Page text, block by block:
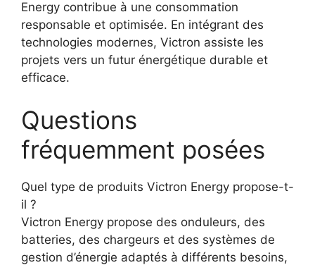
Energy contribue à une consommation
responsable et optimisée. En intégrant des
technologies modernes, Victron assiste les
projets vers un futur énergétique durable et
efficace.
Questions
fréquemment posées
Quel type de produits Victron Energy propose-t-
il ?
Victron Energy propose des onduleurs, des
batteries, des chargeurs et des systèmes de
gestion d’énergie adaptés à différents besoins,